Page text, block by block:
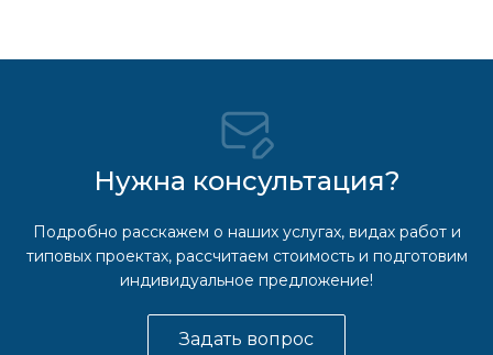
Нужна консультация?
Подробно расскажем о наших услугах, видах работ и
типовых проектах, рассчитаем стоимость и подготовим
индивидуальное предложение!
Задать вопрос